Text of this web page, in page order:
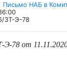
Письмо НАБ в
ЗТ-Э-78
78 от